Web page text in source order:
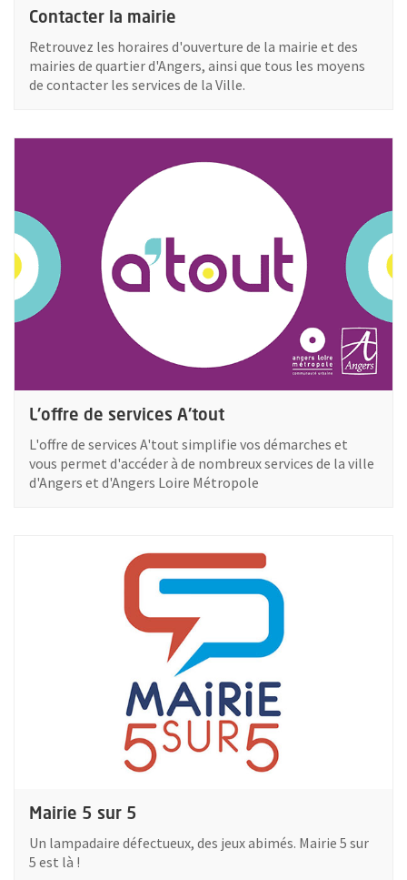
Contacter la mairie
Retrouvez les horaires d'ouverture de la mairie et des
mairies de quartier d'Angers, ainsi que tous les moyens
de contacter les services de la Ville.
L'offre de services A'tout
L'offre de services A'tout simplifie vos démarches et
vous permet d'accéder à de nombreux services de la ville
d'Angers et d'Angers Loire Métropole
Mairie 5 sur 5
Un lampadaire défectueux, des jeux abimés. Mairie 5 sur
5 est là !